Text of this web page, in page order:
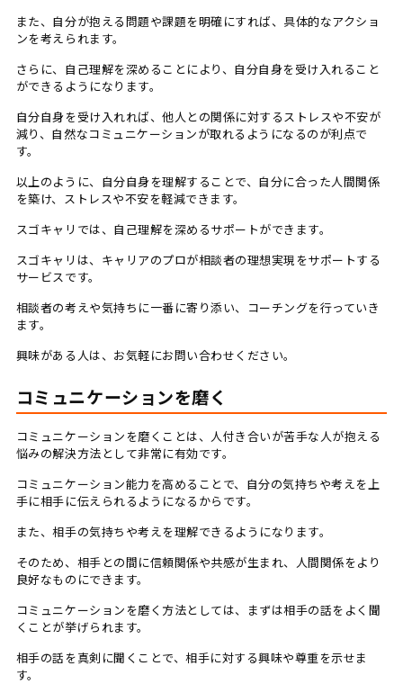
また、自分が抱える問題や課題を明確にすれば、具体的なアクショ
ンを考えられます。
さらに、自己理解を深めることにより、自分自身を受け入れること
ができるようになります。
自分自身を受け入れれば、他人との関係に対するストレスや不安が
減り、自然なコミュニケーションが取れるようになるのが利点で
す。
以上のように、自分自身を理解することで、自分に合った人間関係
を築け、ストレスや不安を軽減できます。
スゴキャリでは、自己理解を深めるサポートができます。
スゴキャリは、キャリアのプロが相談者の理想実現をサポートする
サービスです。
相談者の考えや気持ちに一番に寄り添い、コーチングを行っていき
ます。
興味がある人は、お気軽にお問い合わせください。
コミュニケーションを磨く
コミュニケーションを磨くことは、人付き合いが苦手な人が抱える
悩みの解決方法として非常に有効です。
コミュニケーション能力を高めることで、自分の気持ちや考えを上
手に相手に伝えられるようになるからです。
また、相手の気持ちや考えを理解できるようになります。
そのため、相手との間に信頼関係や共感が生まれ、人間関係をより
良好なものにできます。
コミュニケーションを磨く方法としては、まずは相手の話をよく聞
くことが挙げられます。
相手の話を真剣に聞くことで、相手に対する興味や尊重を示せま
す。